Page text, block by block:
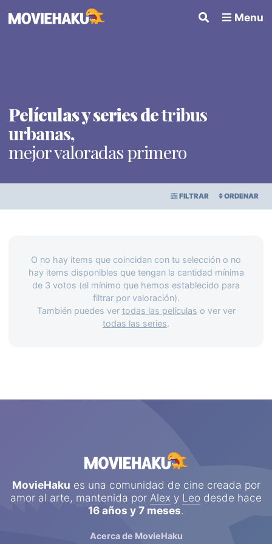
Menu
Películas y series detribus
urbanas,
mejor valoradas primero
FILTRAR ORDENAR
Géneros
Países
PUNTAJE PROMEDIO
O no hay items que coincidan con tu selección o no
hay items disponibles que tengan la cantidad mínima
de 3 votos (el mínimo que hemos establecido para
filtrar por valoración).
También puedes ver todas las películas o ver ver
todas las series.
MovieHaku es una comunidad de cine creada por
amor al arte, mantenida por Alex y Leo desde hace
16 años y 7 meses.
Acerca de MovieHaku